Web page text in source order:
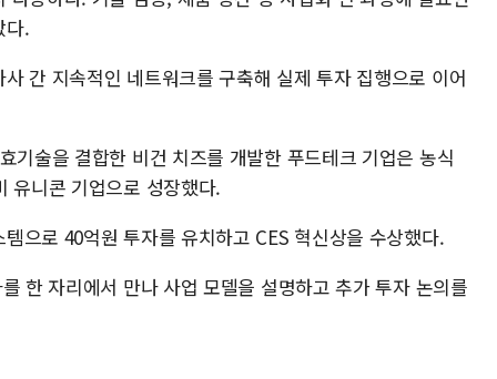
다.
간 지속적인 네트워크를 구축해 실제 투자 집행으로 이어
기술을 결합한 비건 치즈를 개발한 푸드테크 기업은 농식
유니콘 기업으로 성장했다.
으로 40억원 투자를 유치하고 CES 혁신상을 수상했다.
한 자리에서 만나 사업 모델을 설명하고 추가 투자 논의를